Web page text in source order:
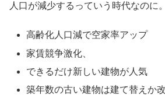
人口が減少するっていう時代なのに。
高齢化人口減で空家率アップ
家賃競争激化、
できるだけ新しい建物が人気
築年数の古い建物は建て替えか